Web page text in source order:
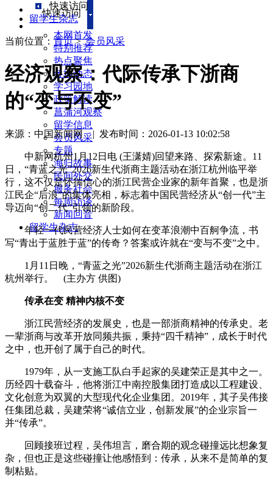
快速访问
本网首发
特别推荐
热点聚焦
各地动态
学习园地
政策解读
菖蒲河观察
留学信息
会员风采
专题
海归故事
民间外交
服务社会
每周访谈
新闻回音
留学生杂志
快速访问
留学生杂志
当前位置： 首页>会员风采
经济观察：代际传承下浙商
的“变与不变”
来源：中国新闻网 | 发布时间：2026-01-13 10:02:58
中新网杭州1月12日电 (王潇婧)回望来路、探索新途。11
日，“青蓝之光”2026新生代浙商主题活动在浙江杭州临平举
行，这不仅是怀揣信心的浙江民营企业家的新年首聚，也是浙
江民企“后浪”的集体亮相，标志着中国民营经济从“创一代”主
导迈向“创二代”引领的新阶段。
年轻一代民营经济人士如何在变革浪潮中百舸争流，书
写“青出于蓝胜于蓝”的传奇？答案或许就在“变与不变”之中。
1月11日晚，“青蓝之光”2026新生代浙商主题活动在浙江
杭州举行。 (主办方 供图)
传承在变 精神内核不变
浙江民营经济的发展史，也是一部浙商精神的传承史。老
一辈浙商与改革开放同频共振，秉持“四千精神”，成长于时代
之中，也开创了属于自己的时代。
1979年，从一支施工队白手起家的吴建荣正是其中之一。
历经四十载奋斗，他将浙江中南控股集团打造成以工程建设、
文化创意为双翼的大型现代化企业集团。2019年，其子吴伟接
任集团总裁，吴建荣将“诚信立业，创新发展”的企业宗旨一
并“传承”。
回顾接班过程，吴伟坦言，磨合期的观念碰撞远比想象复
杂，但也正是这些碰撞让他感悟到：传承，从来不是简单的复
制粘贴。